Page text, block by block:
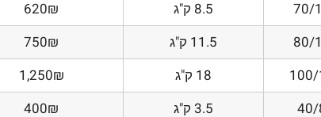
8.5 ק"ג
620₪
11.5 ק"ג
750₪
18 ק"ג
1,250₪
3.5 ק"ג
400₪